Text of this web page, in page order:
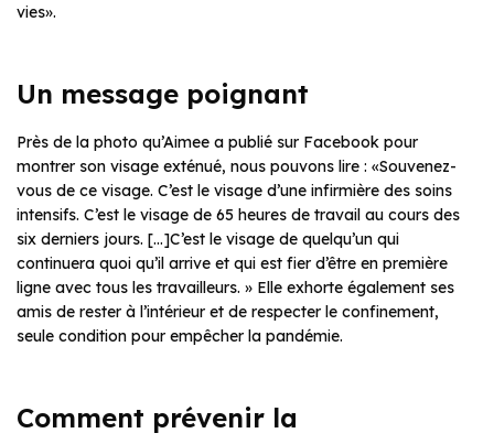
vies».
Un message poignant
Près de la photo qu’Aimee a publié sur Facebook pour
montrer son visage exténué, nous pouvons lire : «Souvenez-
vous de ce visage. C’est le visage d’une infirmière des soins
intensifs. C’est le visage de 65 heures de travail au cours des
six derniers jours. […]C’est le visage de quelqu’un qui
continuera quoi qu’il arrive et qui est fier d’être en première
ligne avec tous les travailleurs. » Elle exhorte également ses
amis de rester à l’intérieur et de respecter le confinement,
seule condition pour empêcher la pandémie.
Comment prévenir la